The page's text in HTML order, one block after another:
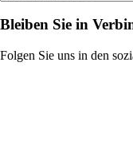
Bleiben Sie in
Folgen Sie uns in den